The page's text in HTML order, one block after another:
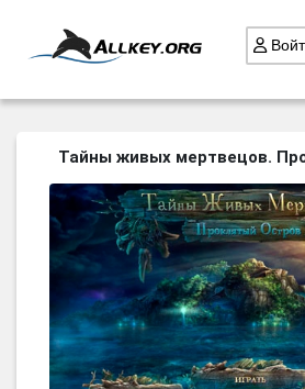
ВСЕ ИГРЫ
ПОИСК ПРЕДМЕТОВ
ГОЛОВОЛОМКИ
БИЗНЕС
ТРИ-В-РЯД
СТРАТЕГИИ
СТРЕЛЯЛКИ
Тайны живых мертвецов.